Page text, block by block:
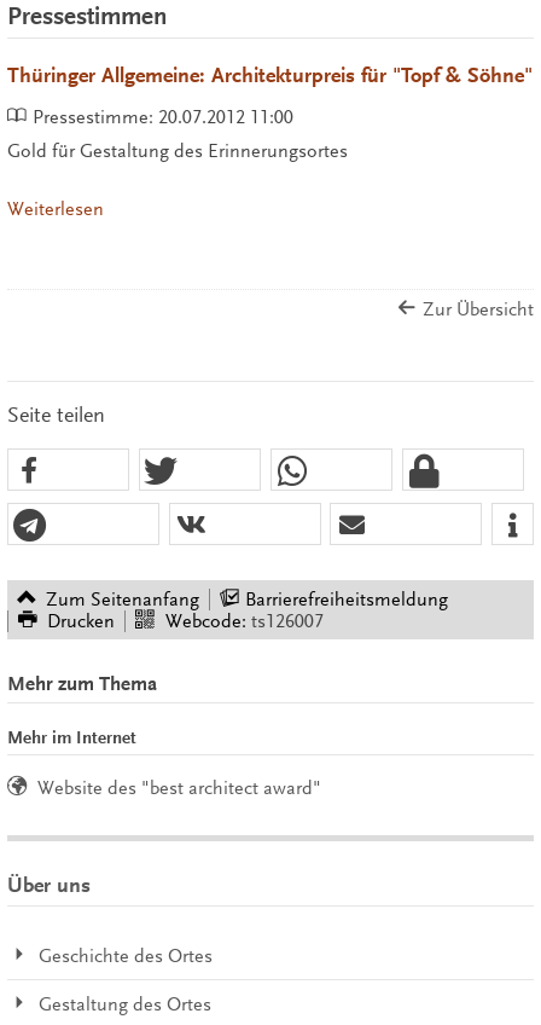
Pressestimmen
Thüringer Allgemeine: Architekturpreis für "Topf & Söhne"
Pressestimme: 20.07.2012 11:00
Gold für Gestaltung des Erinnerungsortes
Weiterlesen
Zur Übersicht
Seite teilen
Zum Seitenanfang
Barrierefreiheitsmeldung
Drucken
Webcode: ts126007
Mehr zum Thema
Mehr im Internet
Website des "best architect award"
Über uns
Geschichte des Ortes
Gestaltung des Ortes